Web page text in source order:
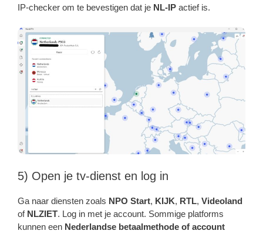
IP-checker om te bevestigen dat je NL-IP actief is.
5) Open je tv-dienst en log in
Ga naar diensten zoals NPO Start, KIJK, RTL, Videoland
of NLZIET. Log in met je account. Sommige platforms
kunnen een Nederlandse betaalmethode of account